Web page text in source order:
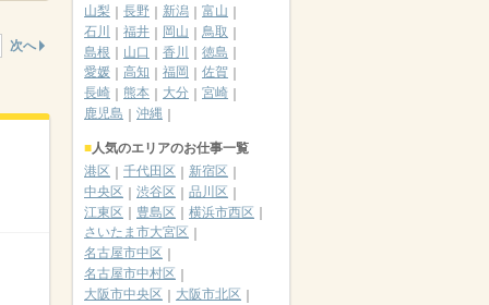
次へ
山梨
長野 新潟
富山
石川
福井 岡山
鳥取
島根
山口 香川
徳島
愛媛
高知 福岡
佐賀
長崎
熊本 大分
宮崎
鹿児島
沖縄
人気のエリアのお仕事一覧
港区
千代田区
新宿区
中央区
渋谷区
品川区
江東区
豊島区
横浜市西区
さいたま市大宮区
名古屋市中区
名古屋市中村区
大阪市中央区
大阪市北区